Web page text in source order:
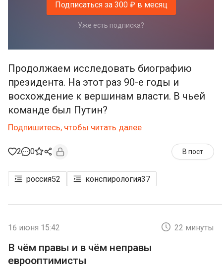
Подписаться за 300 ₽ в месяц
Уже есть подписка?
Продолжаем исследовать биографию
президента. На этот раз 90-е годы и
восхождение к вершинам власти. В чьей
команде был Путин?
Подпишитесь, чтобы читать далее
2 0 В пост
россия52 конспирология37
16 июня 15:42 22 минуты
В чём правы и в чём неправы
еврооптимисты